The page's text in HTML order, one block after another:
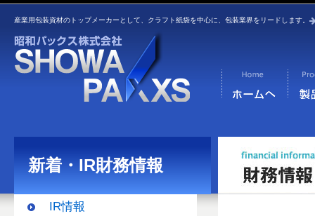
産業用包装資材のトップメーカーとして、クラフト紙袋を中心に、包装業界をリードします。
新着・IR財務情報
IR情報